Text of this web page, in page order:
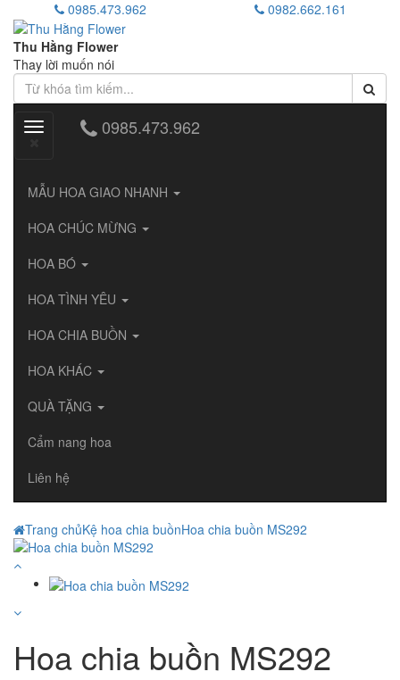
0985.473.962 0982.662.161
Thu Hằng Flower
Thay lời muốn nói
Toggle
0985.473.962
MẪU HOA GIAO NHANH
HOA CHÚC MỪNG
HOA BÓ
HOA TÌNH YÊU
HOA CHIA BUỒN
HOA KHÁC
QUÀ TẶNG
Cẩm nang hoa
Liên hệ
Trang chủKệ hoa chia buồnHoa chia buồn MS292
Hoa chia buồn MS292